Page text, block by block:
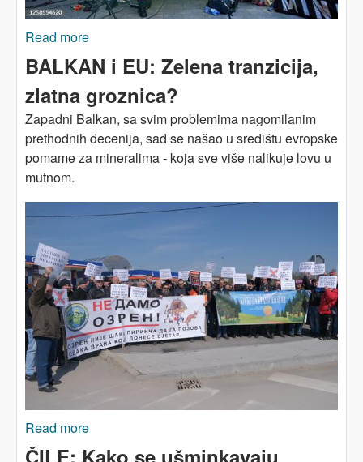
Read more
BALKAN i EU: Zelena tranzicija,
zlatna groznica?
Zapadni Balkan, sa svim problemima nagomilanim
prethodnih decenija, sad se našao u središtu evropske
pomame za mineralima - koja sve više nalikuje lovu u
mutnom.
Read more
groznica?
ČILE: Kako se ušminkavaju